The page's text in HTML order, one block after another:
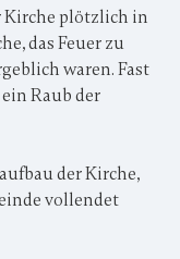
Kirche plötzlich in
das Feuer zu
waren. Fast
Raub der
der Kirche,
vollendet